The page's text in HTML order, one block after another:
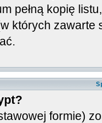
pełną kopię
których
formie)